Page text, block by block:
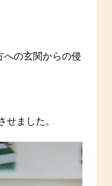
への玄関からの侵
せました。